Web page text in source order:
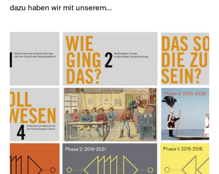
dazu haben wir mit unserem...